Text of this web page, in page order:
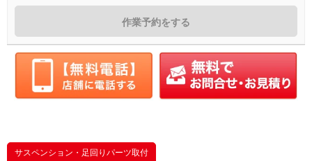
作業予約をする
サスペンション・足回りパーツ取付